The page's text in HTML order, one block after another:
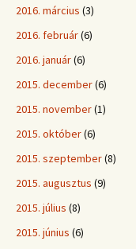
2016. március (3)
2016. február(6)
2016. január(6)
2015. december(6)
2015. november(1)
2015. október(6)
2015. szeptember(8)
2015. augusztus (9)
2015. július (8)
2015. június (6)